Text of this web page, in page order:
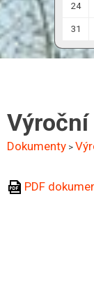
24
31
Domů
Základní škola
Aktuality
Dokumenty >
PDF